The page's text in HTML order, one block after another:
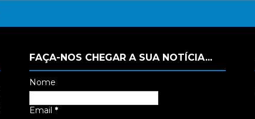
FAÇA-NOS CHEGAR A SUA NOTÍCIA...
Nome
Email *